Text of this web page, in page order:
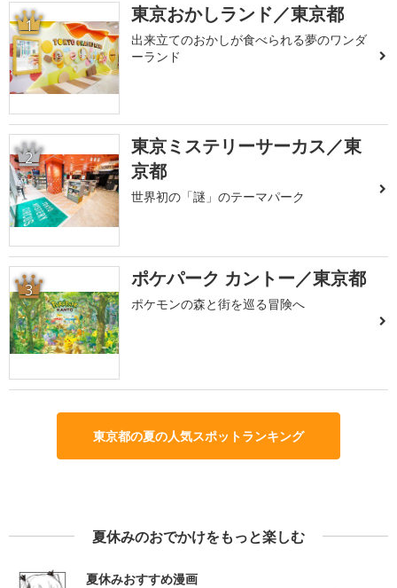
1 東京おかしランド／東京都
出来立てのおかしが食べられる夢のワンダ
ーランド
2
東京ミステリーサーカス／東
京都
世界初の「謎」のテーマパーク
3 ポケパーク カントー／東京都
ポケモンの森と街を巡る冒険へ
東京都の夏の人気スポットランキング
夏休みのおでかけをもっと楽しむ
夏休みおすすめ漫画